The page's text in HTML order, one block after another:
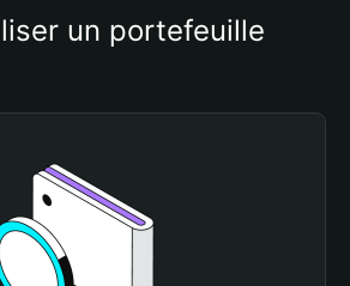
un portefeuille